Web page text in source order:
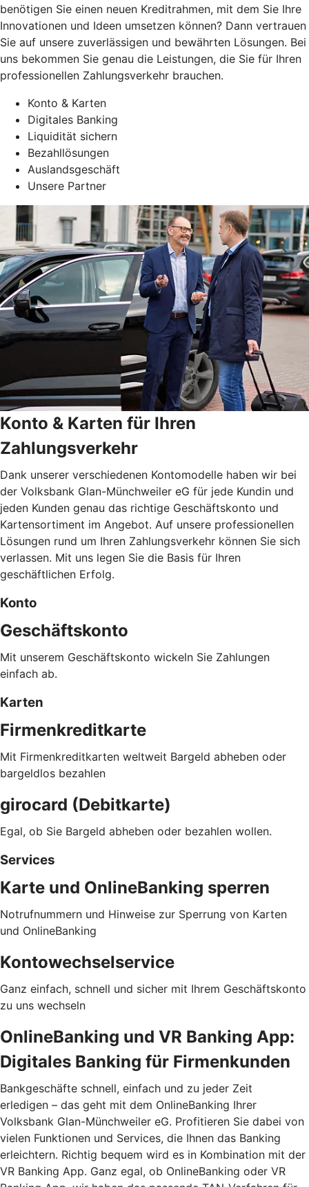
benötigen Sie einen neuen Kreditrahmen, mit dem Sie Ihre
Innovationen und Ideen umsetzen können? Dann vertrauen
Sie auf unsere zuverlässigen und bewährten Lösungen. Bei
uns bekommen Sie genau die Leistungen, die Sie für Ihren
professionellen Zahlungsverkehr brauchen.
Konto & Karten
Digitales Banking
Liquidität sichern
Bezahllösungen
Auslandsgeschäft
Unsere Partner
Konto & Karten für Ihren
Zahlungsverkehr
Dank unserer verschiedenen Kontomodelle haben wir bei
der Volksbank Glan-Münchweiler eG für jede Kundin und
jeden Kunden genau das richtige Geschäftskonto und
Kartensortiment im Angebot. Auf unsere professionellen
Lösungen rund um Ihren Zahlungsverkehr können Sie sich
verlassen. Mit uns legen Sie die Basis für Ihren
geschäftlichen Erfolg.
Konto
Geschäftskonto
Mit unserem Geschäftskonto wickeln Sie Zahlungen
einfach ab.
Karten
Firmenkreditkarte
Mit Firmenkreditkarten weltweit Bargeld abheben oder
bargeldlos bezahlen
girocard (Debitkarte)
Egal, ob Sie Bargeld abheben oder bezahlen wollen.
Services
Karte und OnlineBanking sperren
Notrufnummern und Hinweise zur Sperrung von Karten
und OnlineBanking
Kontowechselservice
Ganz einfach, schnell und sicher mit Ihrem Geschäftskonto
zu uns wechseln
OnlineBanking und VR Banking App:
Digitales Banking für Firmenkunden
Bankgeschäfte schnell, einfach und zu jeder Zeit
erledigen – das geht mit dem OnlineBanking Ihrer
Volksbank Glan-Münchweiler eG. Profitieren Sie dabei von
vielen Funktionen und Services, die Ihnen das Banking
erleichtern. Richtig bequem wird es in Kombination mit der
VR Banking App. Ganz egal, ob OnlineBanking oder VR